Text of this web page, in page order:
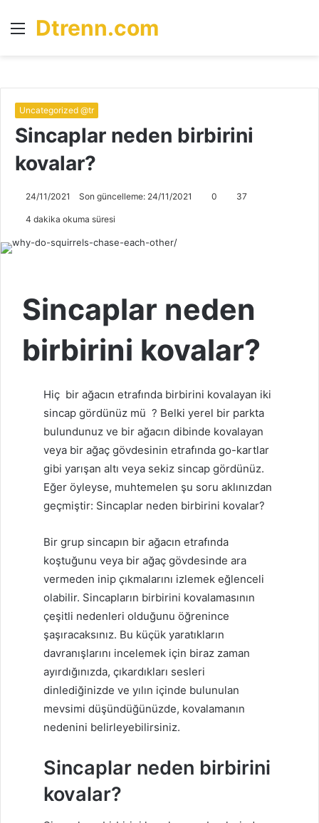
Menü
Dtrenn.com
Uncategorized @tr
Sincaplar neden birbirini
kovalar?
24/11/2021 Son güncelleme: 24/11/2021 0 37
4 dakika okuma süresi
Sincaplar neden
birbirini kovalar?
Hiç bir ağacın etrafında birbirini kovalayan iki
sincap gördünüz mü ? Belki yerel bir parkta
bulundunuz ve bir ağacın dibinde kovalayan
veya bir ağaç gövdesinin etrafında go-kartlar
gibi yarışan altı veya sekiz sincap gördünüz.
Eğer öyleyse, muhtemelen şu soru aklınızdan
geçmiştir: Sincaplar neden birbirini kovalar?
Bir grup sincapın bir ağacın etrafında
koştuğunu veya bir ağaç gövdesinde ara
vermeden inip çıkmalarını izlemek eğlenceli
olabilir. Sincapların birbirini kovalamasının
çeşitli nedenleri olduğunu öğrenince
şaşıracaksınız. Bu küçük yaratıkların
davranışlarını incelemek için biraz zaman
ayırdığınızda, çıkardıkları sesleri
dinlediğinizde ve yılın içinde bulunulan
mevsimi düşündüğünüzde, kovalamanın
nedenini belirleyebilirsiniz.
Sincaplar neden birbirini
kovalar?